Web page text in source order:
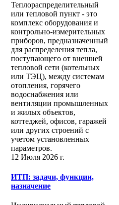
Теплораспределительный
или тепловой пункт - это
комплекс оборудования и
контрольно-измерительных
приборов, предназначенный
для распределения тепла,
поступающего от внешней
тепловой сети (котельных
или ТЭЦ), между системам
отопления, горячего
водоснабжения или
вентиляции промышленных
и жилых объектов,
коттеджей, офисов, гаражей
или других строений с
учетом установленных
параметров.
12 Июля 2026 г.
ИТП: задачи, функции,
назначение